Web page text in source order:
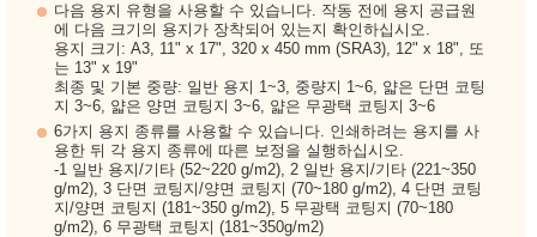
다음 용지 유형을 사용할 수 있습니다. 작동 전에 용지 공급원
에 다음 크기의 용지가 장착되어 있는지 확인하십시오.
용지 크기: A3, 11" x 17", 320 x 450 mm (SRA3), 12" x 18", 또
는 13" x 19"
최종 및 기본 중량: 일반 용지 1~3, 중량지 1~6, 얇은 단면 코팅
지 3~6, 얇은 양면 코팅지 3~6, 얇은 무광택 코팅지 3~6
6가지 용지 종류를 사용할 수 있습니다. 인쇄하려는 용지를 사
용한 뒤 각 용지 종류에 따른 보정을 실행하십시오.
-1 일반 용지/기타 (52~220 g/m2), 2 일반 용지/기타 (221~350
g/m2), 3 단면 코팅지/양면 코팅지 (70~180 g/m2), 4 단면 코팅
지/양면 코팅지 (181~350 g/m2), 5 무광택 코팅지 (70~180
g/m2), 6 무광택 코팅지 (181~350g/m2)